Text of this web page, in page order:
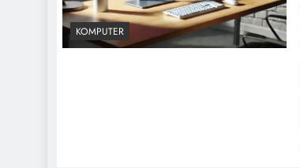
KOMPUTER